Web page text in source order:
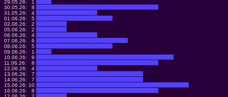
29.05.26:
1
30.05.26:
8
31.05.26:
4
01.06.26:
5
02.06.26:
2
05.06.26:
2
06.06.26:
4
07.06.26:
6
08.06.26:
5
09.06.26:
1
10.06.26:
9
11.06.26:
8
12.06.26:
4
13.06.26:
7
14.06.26:
7
15.06.26: 10
16.06.26:
8